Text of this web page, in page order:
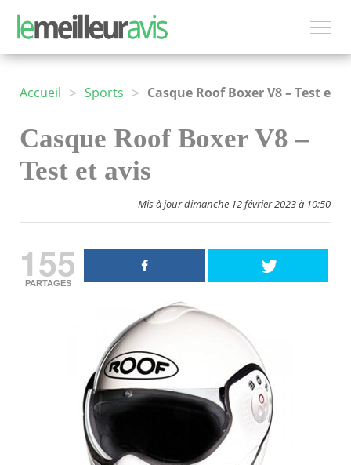
Accueil > Sports >
Casque Roof Boxer V8 –
Test et avis
Mis à jour dimanche 12 février 2023 à 10:50
155
PARTAGES